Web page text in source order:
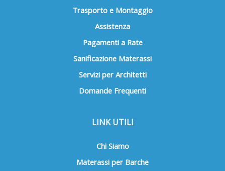
Trasporto e Montaggio
Assistenza
Pagamenti a Rate
Sanificazione Materassi
Servizi per Architetti
Domande Frequenti
LINK UTILI
Chi Siamo
Materassi per Barche